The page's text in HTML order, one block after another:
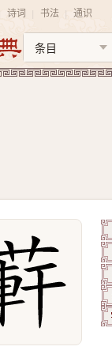
诗词 书法 通识